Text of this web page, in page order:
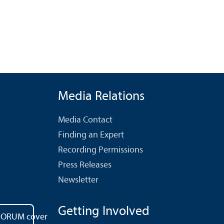
Media Relations
Media Contact
Finding an Expert
Recording Permissions
Press Releases
Newsletter
Getting Involved